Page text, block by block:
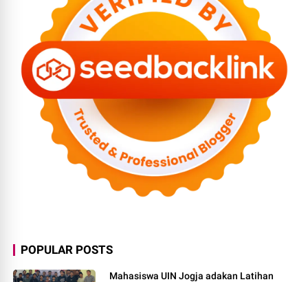
POPULAR POSTS
Mahasiswa UIN Jogja adakan Latihan